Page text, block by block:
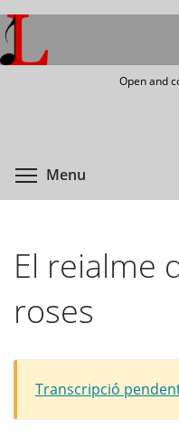
Skip
to
main
Open and
Menu
El reialme
roses
Transcripció